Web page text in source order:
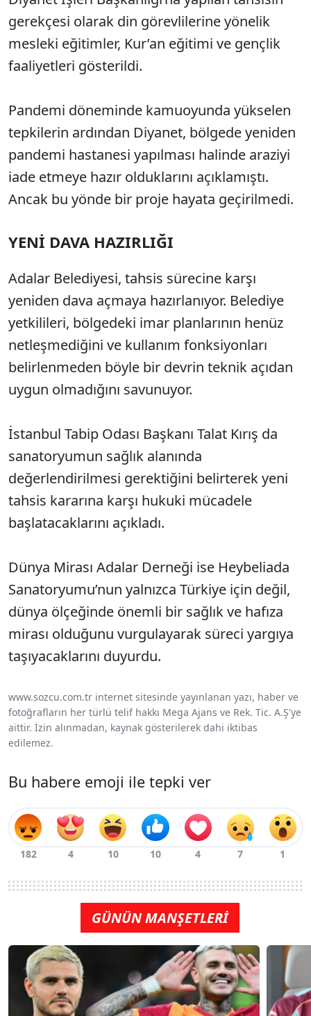
gerekçesi olarak din görevlilerine yönelik
mesleki eğitimler, Kur’an eğitimi ve gençlik
faaliyetleri gösterildi.
Pandemi döneminde kamuoyunda yükselen
tepkilerin ardından Diyanet, bölgede yeniden
pandemi hastanesi yapılması halinde araziyi
iade etmeye hazır olduklarını açıklamıştı.
Ancak bu yönde bir proje hayata geçirilmedi.
YENİ DAVA HAZIRLIĞI
Adalar Belediyesi, tahsis sürecine karşı
yeniden dava açmaya hazırlanıyor. Belediye
yetkilileri, bölgedeki imar planlarının henüz
netleşmediğini ve kullanım fonksiyonları
belirlenmeden böyle bir devrin teknik açıdan
uygun olmadığını savunuyor.
İstanbul Tabip Odası Başkanı Talat Kırış da
sanatoryumun sağlık alanında
değerlendirilmesi gerektiğini belirterek yeni
tahsis kararına karşı hukuki mücadele
başlatacaklarını açıkladı.
Dünya Mirası Adalar Derneği ise Heybeliada
Sanatoryumu’nun yalnızca Türkiye için değil,
dünya ölçeğinde önemli bir sağlık ve hafıza
mirası olduğunu vurgulayarak süreci yargıya
taşıyacaklarını duyurdu.
www.sozcu.com.tr internet sitesinde yayınlanan yazı, haber ve
fotoğrafların her türlü telif hakkı Mega Ajans ve Rek. Tic. A.Ş'ye
aittir. İzin alınmadan, kaynak gösterilerek dahi iktibas
edilemez.
Bu habere emoji ile tepki ver
GÜNÜN MANŞETLERİ